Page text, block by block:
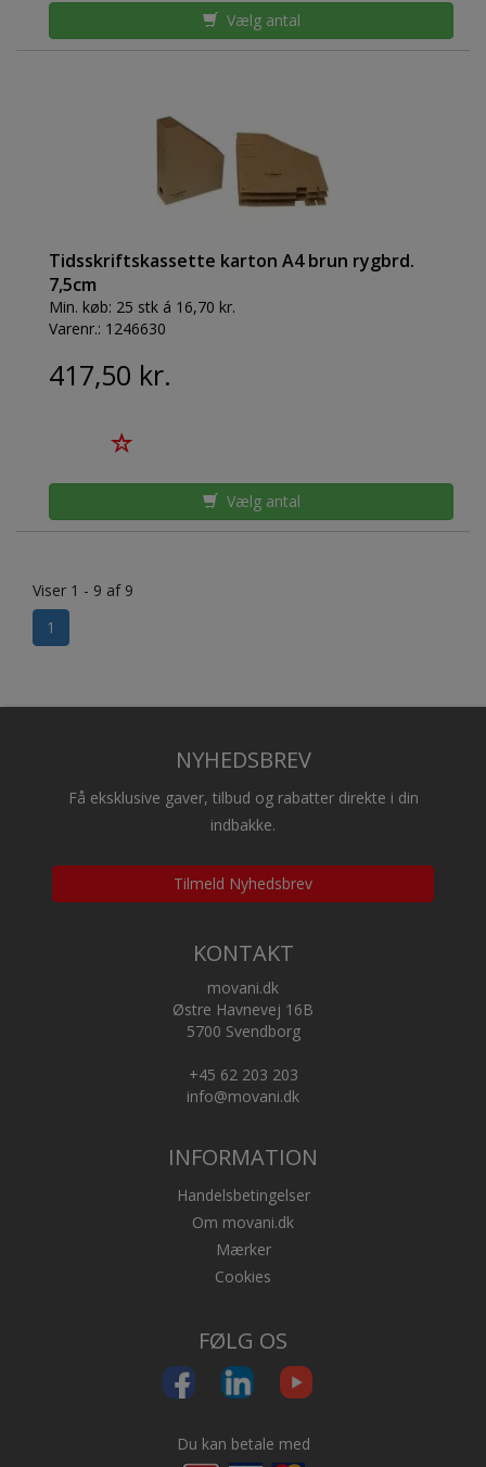
Vælg antal
Tidsskriftskassette karton A4 brun rygbrd.
7,5cm
Min. køb: 25 stk á 16,70 kr.
Varenr.: 1246630
417,50 kr.
Vælg antal
Viser 1 - 9 af 9
1
NYHEDSBREV
Få eksklusive gaver, tilbud og rabatter direkte i din
indbakke.
Tilmeld Nyhedsbrev
KONTAKT
movani.dk
Østre Havnevej 16B
5700 Svendborg
+45 62 203 203
info@movani.dk
INFORMATION
Handelsbetingelser
Om movani.dk
Mærker
Cookies
FØLG OS
Du kan betale med